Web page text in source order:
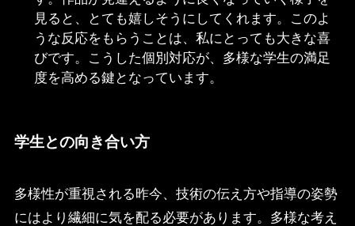
見ると、とても嬉しそうにしてくれます。このよ
うな反応をもらうことは、私にとっても大きな喜
びです。こうした個別対応が、多様な学生の満足
度を高める鍵となっています。
学生との向き合い方
多様性が重視される昨今、技術の伝え方や指導の姿勢
にはより繊細に気を配る必要があります。多様な考え